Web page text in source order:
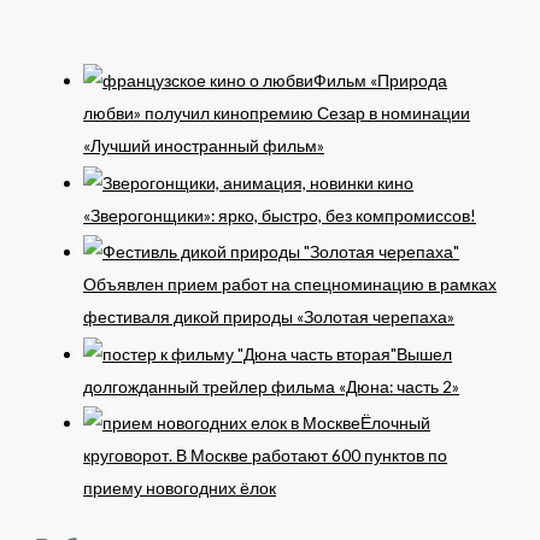
Фильм «Природа
любви» получил кинопремию Сезар в номинации
«Лучший иностранный фильм»
«Зверогонщики»: ярко, быстро, без компромиссов!
Объявлен прием работ на спецноминацию в рамках
фестиваля дикой природы «Золотая черепаха»
Вышел
долгожданный трейлер фильма «Дюна: часть 2»
Ёлочный
круговорот. В Москве работают 600 пунктов по
приему новогодних ёлок